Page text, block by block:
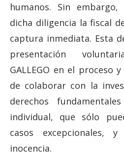
humanos. Sin
dicha diligencia la fiscal
captura inmediata. Esta
presentación
GALLEGO en el proceso
de colaborar con la
derechos
individual, que sólo
casos excepcionales,
inocencia.